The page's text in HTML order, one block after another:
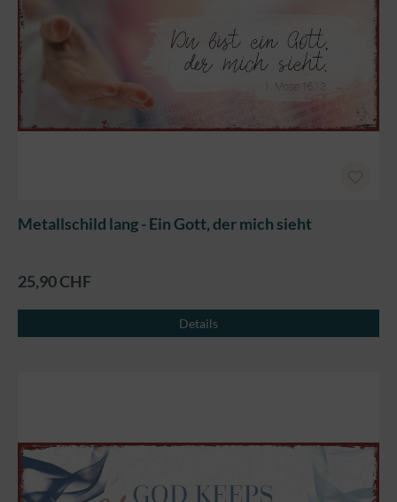
Metallschild lang - Ein Gott, der mich sieht
25,90 CHF
Details